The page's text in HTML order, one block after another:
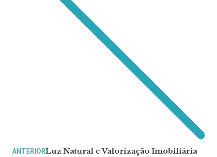
ANTERIORLuz Natural e Valorização Imobiliária